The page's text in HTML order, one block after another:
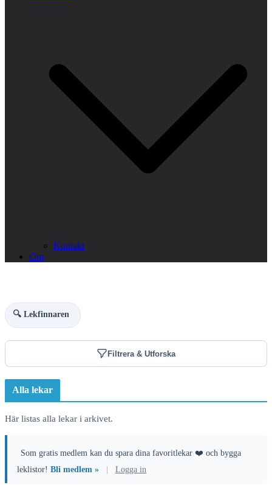
Kontakt
Om
🔍 Lekfinnaren
Filtrera & Utforska
Alla lekar
Här listas alla lekar i arkivet.
Som gratis medlem kan du spara dina favoritlekar ❤️ och bygga
leklistor! Bli medlem » Logga in